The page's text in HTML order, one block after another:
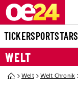
TICKERSPORTSTARS
WELT
Welt Welt Chronik